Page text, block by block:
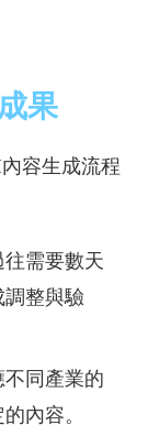
果
容生成流程
需要數天
整與驗
同產業的
內容。